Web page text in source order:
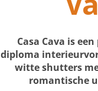
Casa Cava is
diploma
witte shutters
romantische